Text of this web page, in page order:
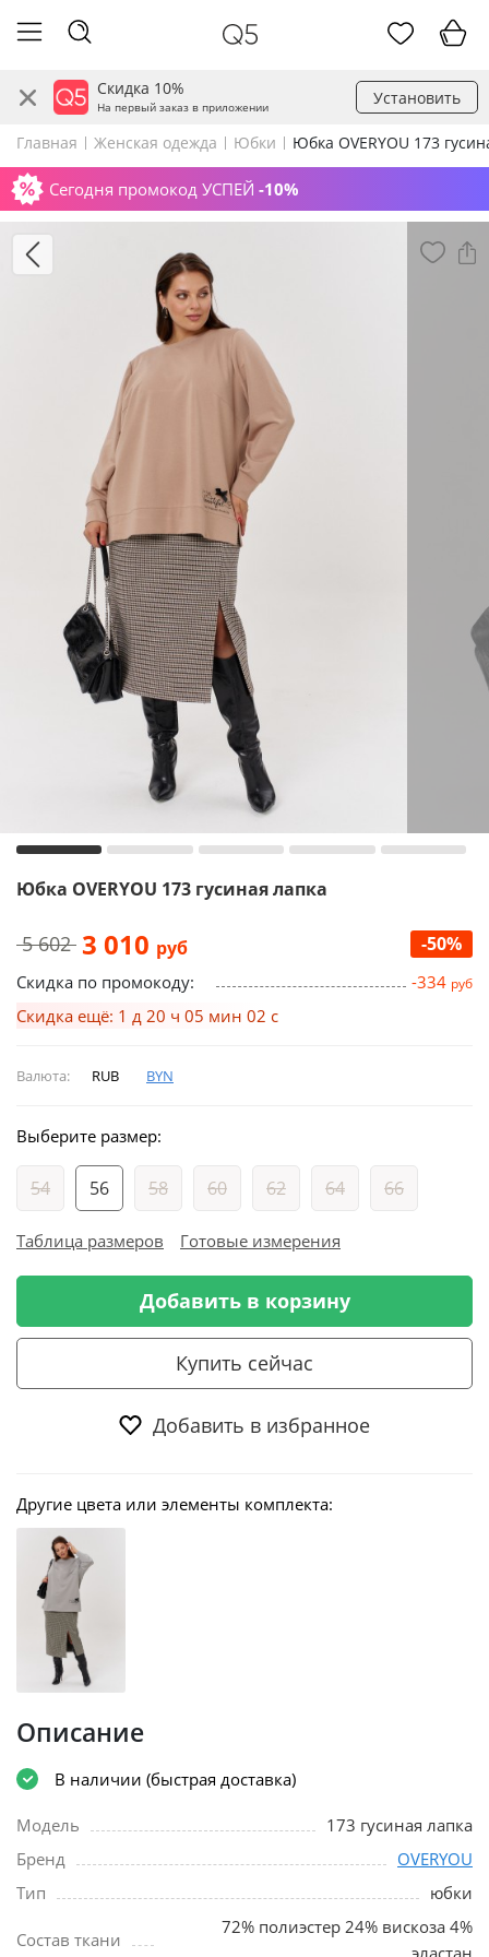
Скидка 10%
На первый заказ в приложении Установить
Главная Женская одежда Юбки Юбка OVERYOU 173
Сегодня промокод УСПЕЙ -10%
Юбка OVERYOU 173 гусиная лапка
5 602 3 010 руб -50%
Скидка по промокоду: -334 руб
Скидка ещё: 1 д 20 ч 05 мин 01 с
Валюта: RUB BYN
Выберите размер:
54 56 58 60 62 64 66
Таблица размеров Готовые измерения
Добавить в корзину
Купить сейчас
Добавить в избранное
Другие цвета или элементы комплекта:
Описание
В наличии (быстрая доставка)
Модель
173 гусиная лапка
Бренд
OVERYOU
Тип
юбки
Состав ткани
72% полиэстер 24% вискоза 4%